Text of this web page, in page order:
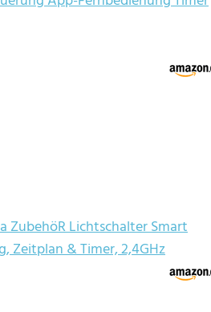
ZubehöR Lichtschalter Smart
Zeitplan & Timer, 2,4GHz